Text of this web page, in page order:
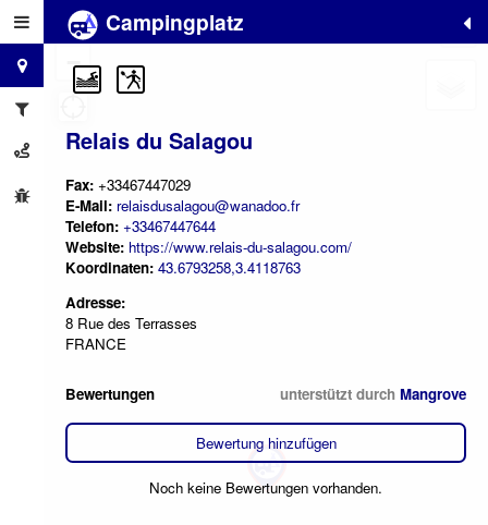
Campingplatz
Relais du Salagou
Fax: +33467447029
E-Mail: relaisdusalagou@wanadoo.fr
Telefon: +33467447644
Website: https://www.relais-du-salagou.com/
Koordinaten: 43.6793258,3.4118763
Adresse:
8 Rue des Terrasses
FRANCE
Bewertungen unterstützt durch Mangrove
Bewertung hinzufügen
Noch keine Bewertungen vorhanden.
+
−